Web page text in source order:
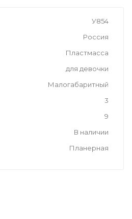
У854
Россия
Пластмасса
для девочки
Малогабаритный
3
9
В наличии
Планерная